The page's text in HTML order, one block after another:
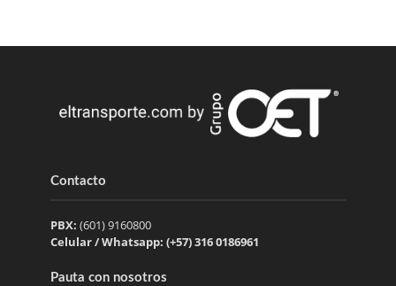
Contacto
PBX: (601) 9160800
Celular / Whatsapp: (+57) 316 0186961
Pauta con nosotros